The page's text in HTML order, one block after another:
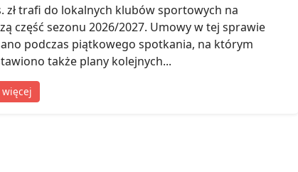
zł trafi do lokalnych klubów sportowych na
część sezonu 2026/2027. Umowy w tej sprawie
podczas piątkowego spotkania, na którym
także plany kolejnych...
więcej